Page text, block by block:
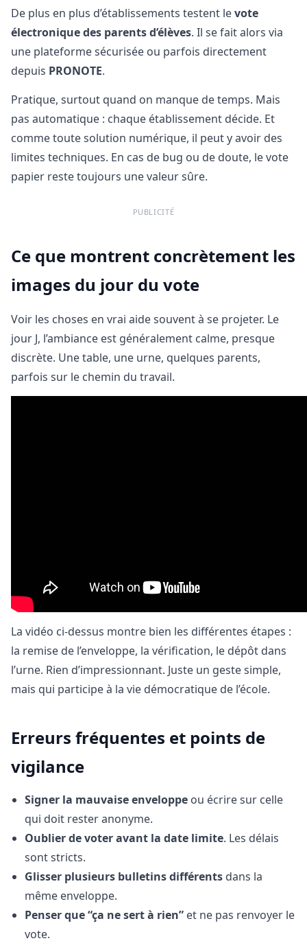
De plus en plus d’établissements testent levote
électronique des parents d’élèves. Il se fait alors via
une plateforme sécurisée ou parfois directement
depuis PRONOTE.
Pratique, surtout quand on manque de temps. Mais
pas automatique : chaque établissement décide. Et
comme toute solution numérique, il peut y avoir des
limites techniques. En cas de bug ou de doute, le vote
papier reste toujours une valeur sûre.
PUBLICITÉ
Ce que montrent concrètement les
images du jour du vote
Voir les choses en vrai aide souvent à se projeter. Le
jour J, l’ambiance est généralement calme, presque
discrète. Une table, une urne, quelques parents,
parfois sur le chemin du travail.
La vidéo ci-dessus montre bien les différentes étapes :
la remise de l’enveloppe, la vérification, le dépôt dans
l’urne. Rien d’impressionnant. Juste un geste simple,
mais qui participe à la vie démocratique de l’école.
Erreurs fréquentes et points de
vigilance
Signer la mauvaise enveloppe ou écrire sur celle
qui doit rester anonyme.
Oublier de voter avant la date limite. Les délais
sont stricts.
Glisser plusieurs bulletins différents dans la
même enveloppe.
Penser que “ça ne sert à rien” et ne pas renvoyer le
vote.